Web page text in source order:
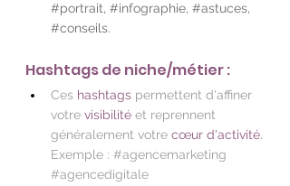
#portrait, #infographie, #astuces,
#conseils.
Hashtags de niche/métier :
Ces hashtags permettent d'affiner
votre visibilité et reprennent
généralement votre cœur d'activité.
Exemple : #agencemarketing
#agencedigitale